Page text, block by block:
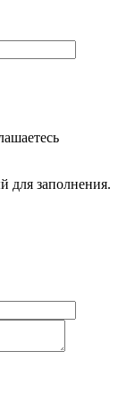
для заполнения.